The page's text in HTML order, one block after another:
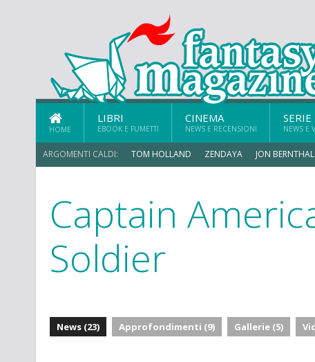
HOME
LIBRI
EBOOK E FUMETTI
CINEMA
NEWS E RECENSIONI
SERIE
NEWS E
ARGOMENTI CALDI: TOM HOLLAND ZENDAYA JON BERNTHAL
ERIK SOMMERS
Captain
Soldier
News (23) Approfondimenti (9) Gallerie (5)